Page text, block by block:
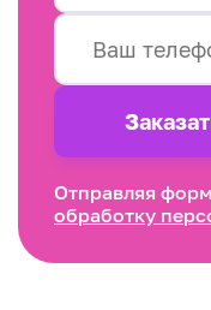
Отправляя
обработку